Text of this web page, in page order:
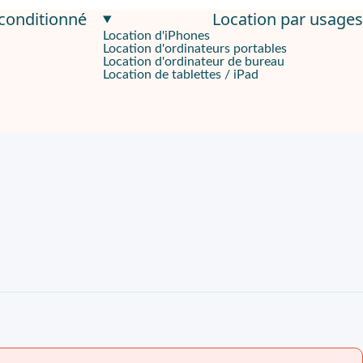
création.
Les équipes traitent documents, navigation et outils métiers
Location par usages
Location d'iPhones
Location d'ordinateurs portables
Location d'ordinateur de bureau
Location de tablettes / iPad